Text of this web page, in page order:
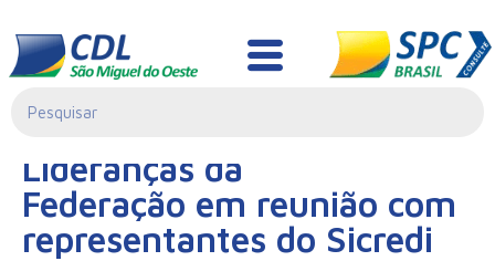
Notícias
Lideranças da
Federação em reunião com
representantes do Sicredi